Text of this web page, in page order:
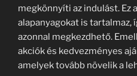
megkönnyíti az indulást. Ez
alapanyagokat is tartalmaz,
azonnal megkezdhető.
akciók és kedvezményes
amelyek tovább növelik a